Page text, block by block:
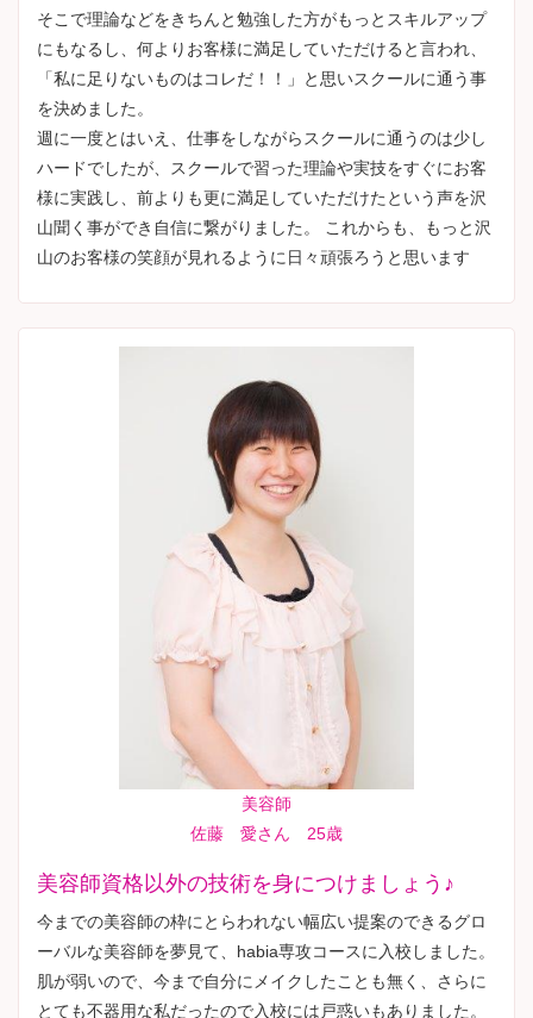
そこで理論などをきちんと勉強した方がもっとスキルアップ
にもなるし、何よりお客様に満足していただけると言われ、
「私に足りないものはコレだ！！」と思いスクールに通う事
を決めました。
週に一度とはいえ、仕事をしながらスクールに通うのは少し
ハードでしたが、スクールで習った理論や実技をすぐにお客
様に実践し、前よりも更に満足していただけたという声を沢
山聞く事ができ自信に繋がりました。 これからも、もっと沢
山のお客様の笑顔が見れるように日々頑張ろうと思います
美容師
佐藤 愛さん 25歳
美容師資格以外の技術を身につけましょう♪
今までの美容師の枠にとらわれない幅広い提案のできるグロ
ーバルな美容師を夢見て、habia専攻コースに入校しました。
肌が弱いので、今まで自分にメイクしたことも無く、さらに
とても不器用な私だったので入校には戸惑いもありました。